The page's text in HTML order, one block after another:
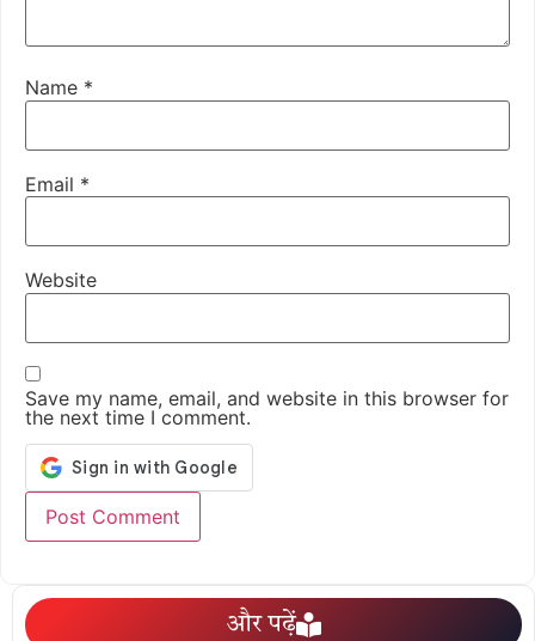
Name *
Email *
Website
Save my name, email, and website in this browser for
the next time I comment.
और पढ़ें